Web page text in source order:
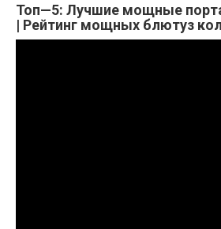
Топ—5: Лучшие мощные
| Рейтинг мощных блютуз